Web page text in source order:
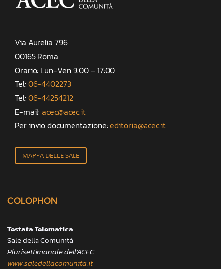
Via Aurelia 796
00165 Roma
Orario: Lun-Ven 9:00 – 17:00
Tel: 06-4402273
Tel: 06-44254212
E-mail: acec@acec.it
Per invio documentazione: editoria@acec.it
MAPPA DELLE SALE
COLOPHON
Testata Telematica
Sale della Comunità
Plurisettimanale dell’ACEC
www.saledellacomunita.it